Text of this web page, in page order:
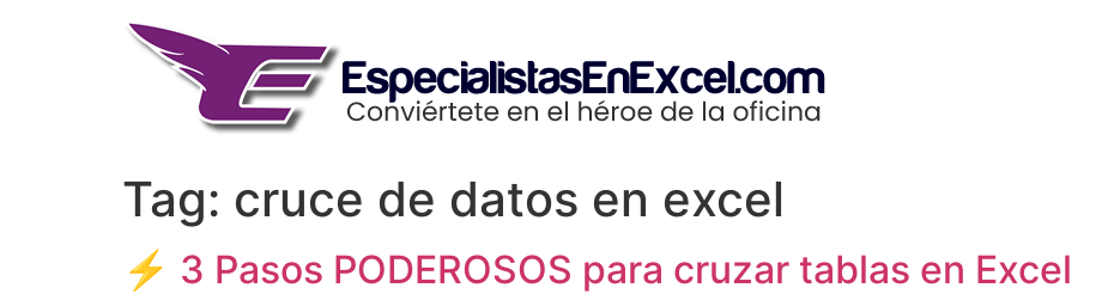
Tag: cruce de datos en excel
⚡ 3 Pasos PODEROSOS para cruzar tablas en Excel